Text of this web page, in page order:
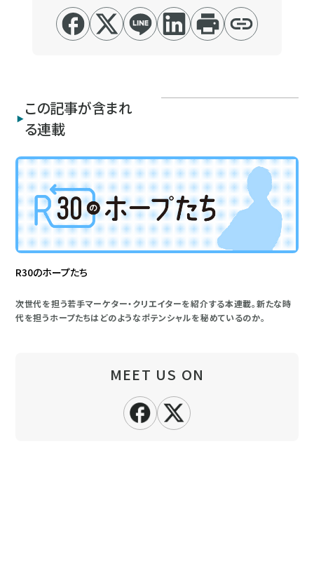
この記事が含まれ
る連載
R30のホープたち
次世代を担う若手マーケター・クリエイターを紹介する本連載。新たな時
代を担うホープたちはどのようなポテンシャルを秘めているのか。
MEET US ON